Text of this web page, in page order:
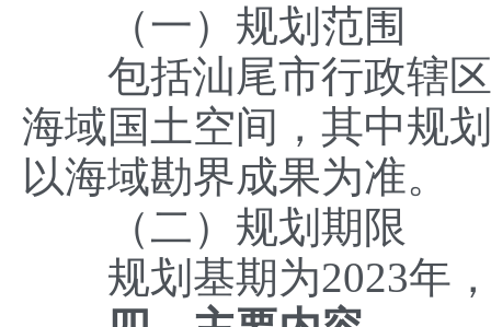
（一）规划范围
包括汕尾市行政辖区
海域国土空间，其中规
以海域勘界成果为准。
（二）规划期限
规划基期为2023年，